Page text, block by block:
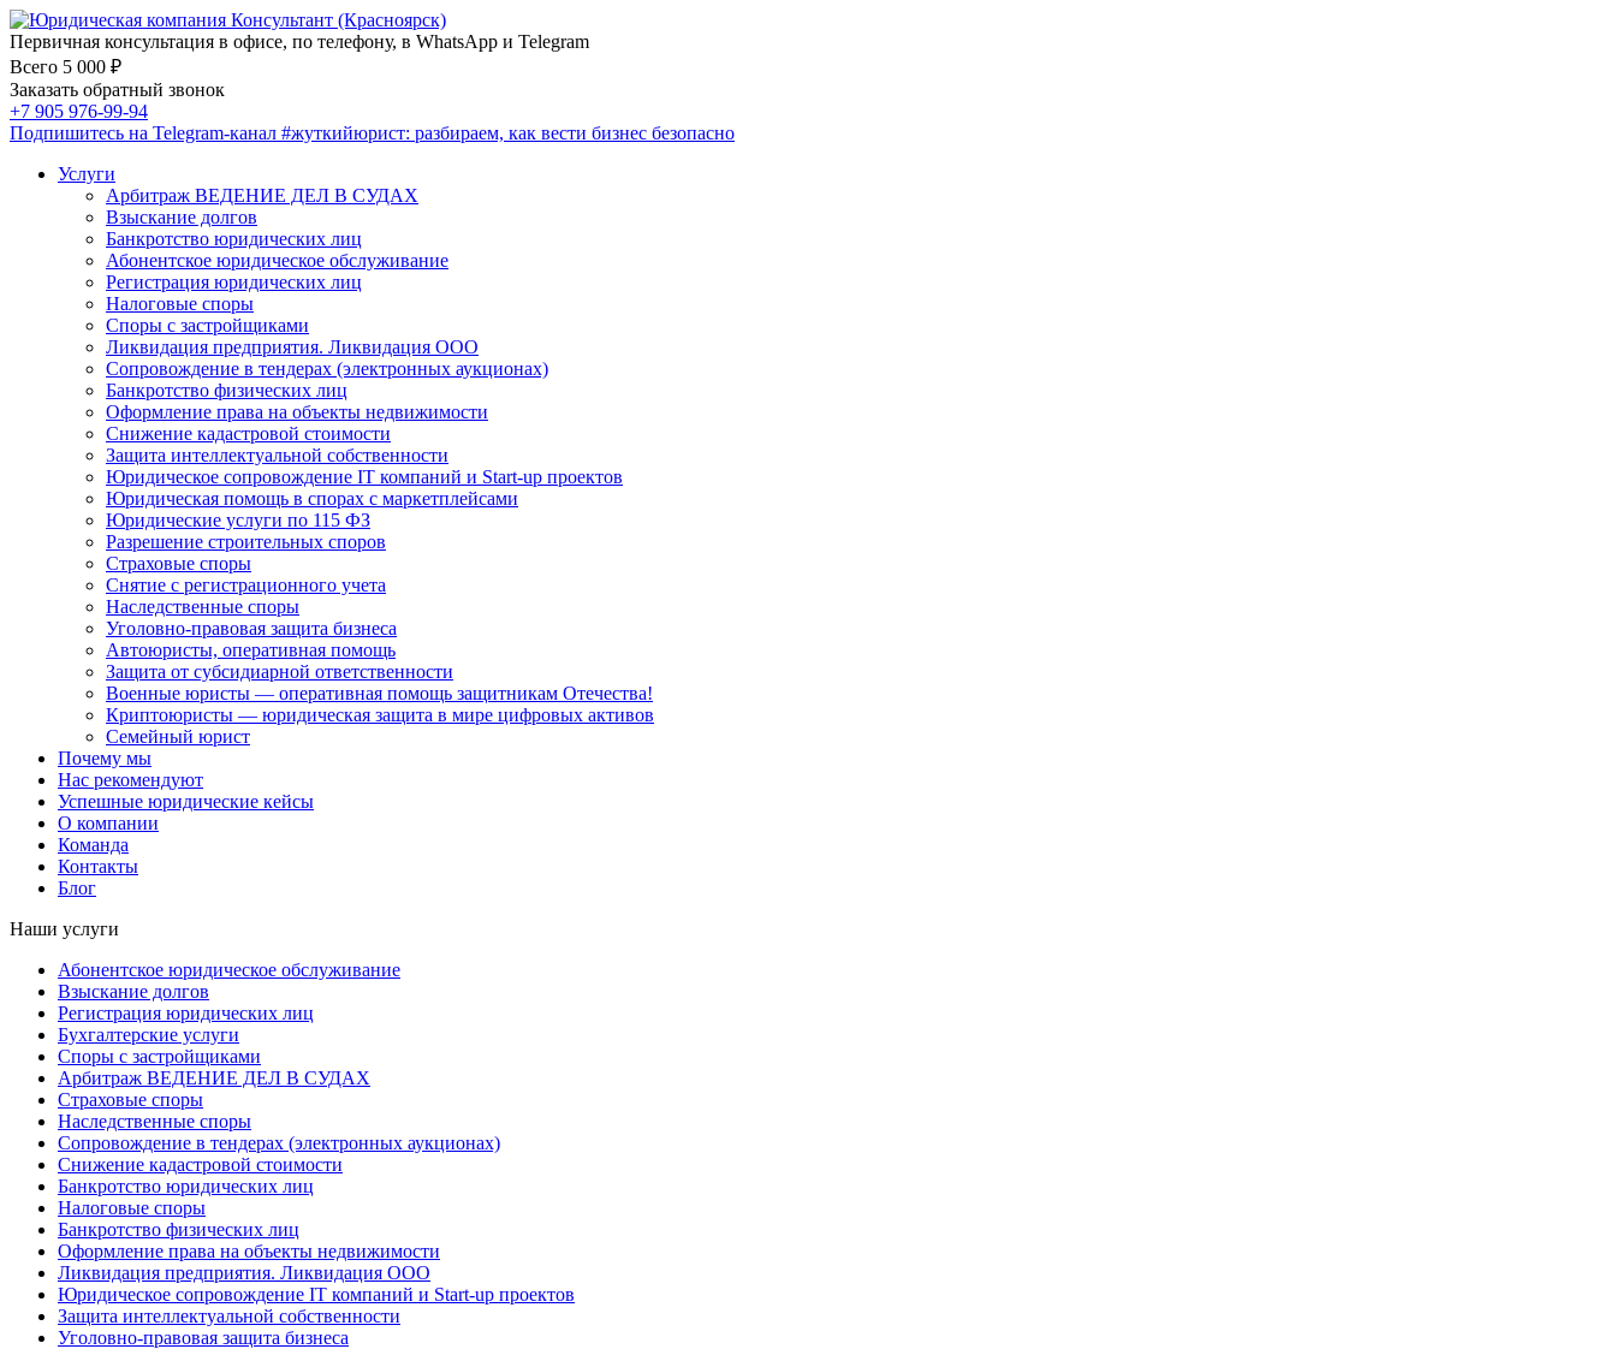
Первичная консультация в офисе, по телефону, в WhatsApp и Telegram
Всего 5 000 ₽
Заказать обратный звонок
+7 905 976-99-94
Подпишитесь на Telegram-канал #жуткийюрист: разбираем, как вести бизнес безопасно
Услуги
Арбитраж ВЕДЕНИЕ ДЕЛ В СУДАХ
Взыскание долгов
Банкротство юридических лиц
Абонентское юридическое обслуживание
Регистрация юридических лиц
Налоговые споры
Споры с застройщиками
Ликвидация предприятия. Ликвидация ООО
Сопровождение в тендерах (электронных аукционах)
Банкротство физических лиц
Оформление права на объекты недвижимости
Снижение кадастровой стоимости
Защита интеллектуальной собственности
Юридическое сопровождение IT компаний и Start-up проектов
Юридическая помощь в спорах с маркетплейсами
Юридические услуги по 115 ФЗ
Разрешение строительных споров
Страховые споры
Снятие с регистрационного учета
Наследственные споры
Уголовно-правовая защита бизнеса
Автоюристы, оперативная помощь
Защита от субсидиарной ответственности
Военные юристы — оперативная помощь защитникам Отечества!
Криптоюристы — юридическая защита в мире цифровых активов
Семейный юрист
Почему мы
Нас рекомендуют
Успешные юридические кейсы
О компании
Команда
Контакты
Блог
Наши услуги
Абонентское юридическое обслуживание
Взыскание долгов
Регистрация юридических лиц
Бухгалтерские услуги
Споры с застройщиками
Арбитраж ВЕДЕНИЕ ДЕЛ В СУДАХ
Страховые споры
Наследственные споры
Сопровождение в тендерах (электронных аукционах)
Снижение кадастровой стоимости
Банкротство юридических лиц
Налоговые споры
Банкротство физических лиц
Оформление права на объекты недвижимости
Ликвидация предприятия. Ликвидация ООО
Юридическое сопровождение IT компаний и Start-up проектов
Защита интеллектуальной собственности
Уголовно-правовая защита бизнеса